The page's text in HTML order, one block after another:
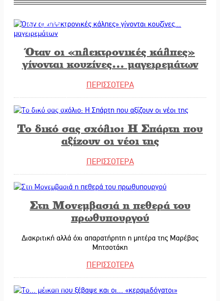
15/11/2025
Όταν οι «ηλεκτρονικές κάλπες»
γίνονται κουζίνες… μαγειρεμάτων
ΠΕΡΙΣΣΟΤΕΡΑ
15/11/2025
Το δικό σας σχόλιο: Η Σπάρτη που
αξίζουν οι νέοι της
ΠΕΡΙΣΣΟΤΕΡΑ
14/11/2025
Στη Μονεμβασιά η πεθερά του
πρωθυπουργού
Διακριτική αλλά όχι απαρατήρητη η μητέρα της Μαρέβας
Μητσοτάκη
ΠΕΡΙΣΣΟΤΕΡΑ
12/11/2025